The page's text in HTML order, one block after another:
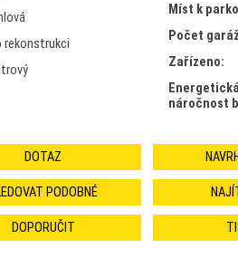
rekonstrukci
Míst k
Počet
Zařízeno:
náročnost
DOTAZ
PODOBNÉ
DOPORUČIT